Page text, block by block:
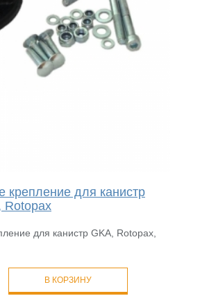
крепление для канистр
Rotopax
для канистр GKA, Rotopax,
В КОРЗИНУ